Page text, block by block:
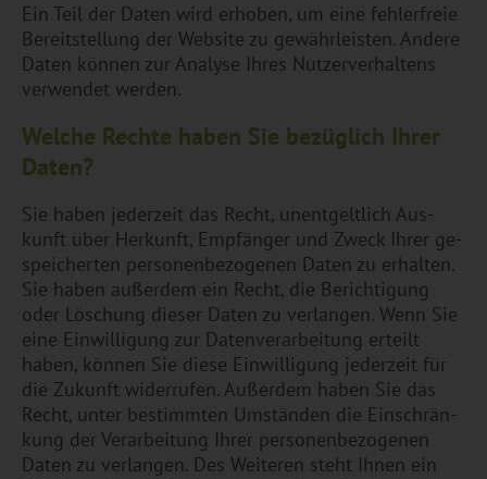
Ein Teil der Daten wird er­ho­ben, um eine feh­ler­freie
Be­reit­stel­lung der Web­site zu ge­währ­leis­ten. An­de­re
Daten kön­nen zur Ana­ly­se Ihres Nut­zer­ver­hal­tens
ver­wen­det wer­den.
Wel­che Rech­te haben Sie be­züg­lich Ihrer
Daten?
Sie haben je­der­zeit das Recht, un­ent­gelt­lich Aus­
kunft über Her­kunft, Emp­fän­ger und Zweck Ihrer ge­
spei­cher­ten per­so­nen­be­zo­ge­nen Daten zu er­hal­ten.
Sie haben au­ßer­dem ein Recht, die Be­rich­ti­gung
oder Lö­schung die­ser Daten zu ver­lan­gen. Wenn Sie
eine Ein­wil­li­gung zur Da­ten­ver­ar­bei­tung er­teilt
haben, kön­nen Sie diese Ein­wil­li­gung je­der­zeit für
die Zu­kunft wi­der­ru­fen. Au­ßer­dem haben Sie das
Recht, unter be­stimm­ten Um­stän­den die Ein­schrän­
kung der Ver­ar­bei­tung Ihrer per­so­nen­be­zo­ge­nen
Daten zu ver­lan­gen. Des Wei­te­ren steht Ihnen ein